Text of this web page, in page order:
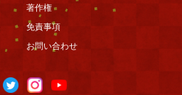
著作権
免責事項
お問い合わせ